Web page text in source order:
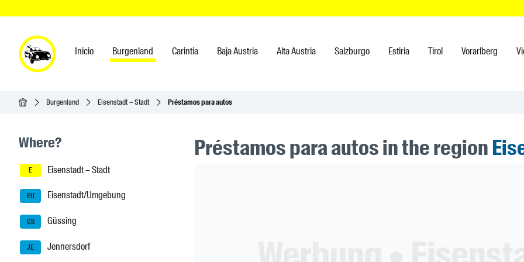
Inicio Burgenland Carintia Baja Austria Alta Austria Salzburgo Estiria Tirol Vorarlberg
Inicio Burgenland Eisenstadt – Stadt Préstamos para autos
Seitenleisten-Navigation
Where?
E Eisenstadt – Stadt
EU Eisenstadt/Umgebung
GS Güssing
JE Jennersdorf
Préstamos para autos in the region